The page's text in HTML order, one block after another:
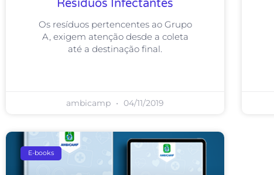
Resíduos Infectantes
Os resíduos pertencentes ao Grupo
A, exigem atenção desde a coleta
até a destinação final.
ambicamp 04/11/2019
E-books